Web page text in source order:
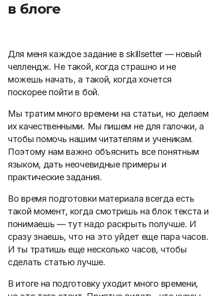
в блоге
Для меня каждое задание в skillsetter — новый
челлендж. Не такой, когда страшно и не
можешь начать, а такой, когда хочется
поскорее пойти в бой.
Мы тратим много времени на статьи, но делаем
их качественными. Мы пишем не для галочки, а
чтобы помочь нашим читателям и ученикам.
Поэтому нам важно объяснить все понятным
языком, дать неочевидные примеры и
практические задания.
Во время подготовки материала всегда есть
такой момент, когда смотришь на блок текста и
понимаешь — тут надо раскрыть получше. И
сразу знаешь, что на это уйдет еще пара часов.
И ты тратишь еще несколько часов, чтобы
сделать статью лучше.
В итоге на подготовку уходит много времени,